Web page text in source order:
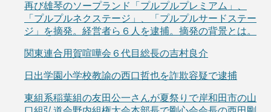
再び雄琴のソープランド「プルプルプレミアム」、
「プルプルネクステージ」、「プルプルサードステー
ジ」を摘発。経営者ら６人を逮捕。摘発の背景とは。
関東連合用賀喧嘩会６代目総長の吉村良介
日出学園小学校教諭の西口哲也を詐欺容疑で逮捕
東組系稲葉組の友田公一さんが夏祭りで岸和田市の山